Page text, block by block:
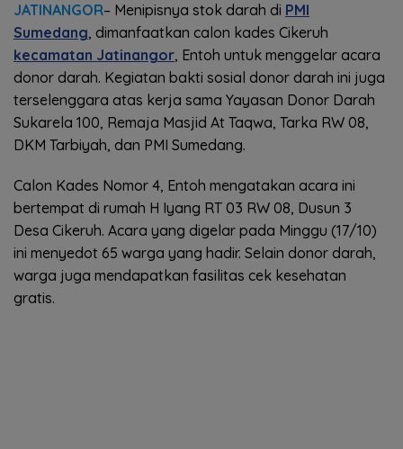
JATINANGOR– Menipisnya stok darah di PMI
Sumedang, dimanfaatkan calon kades Cikeruh
kecamatan Jatinangor, Entoh untuk menggelar acara
donor darah. Kegiatan bakti sosial donor darah ini juga
terselenggara atas kerja sama Yayasan Donor Darah
Sukarela 100, Remaja Masjid At Taqwa, Tarka RW 08,
DKM Tarbiyah, dan PMI Sumedang.
Calon Kades Nomor 4, Entoh mengatakan acara ini
bertempat di rumah H Iyang RT 03 RW 08, Dusun 3
Desa Cikeruh. Acara yang digelar pada Minggu (17/10)
ini menyedot 65 warga yang hadir. Selain donor darah,
warga juga mendapatkan fasilitas cek kesehatan
gratis.